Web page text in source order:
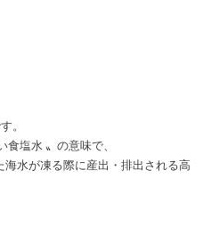
。
食塩水 〟の意味で、
水が凍る際に産出・排出される高